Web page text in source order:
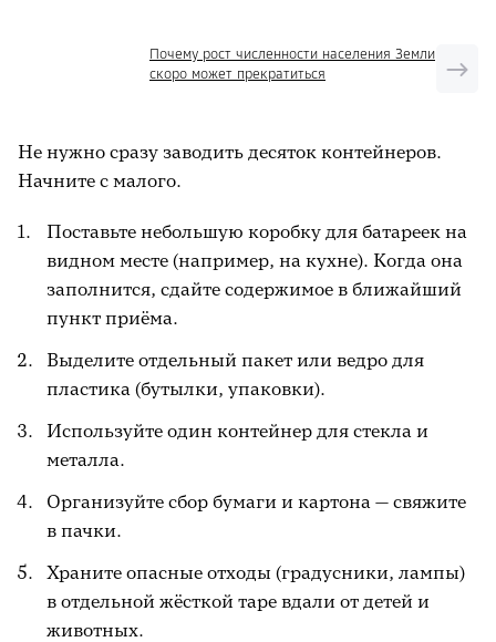
Почему рост численности населения Земли
скоро может прекратиться
Не нужно сразу заводить десяток контейнеров.
Начните с малого.
Поставьте небольшую коробку для батареек на
видном месте (например, на кухне). Когда она
заполнится, сдайте содержимое в ближайший
пункт приёма.
Выделите отдельный пакет или ведро для
пластика (бутылки, упаковки).
Используйте один контейнер для стекла и
металла.
Организуйте сбор бумаги и картона — свяжите
в пачки.
Храните опасные отходы (градусники, лампы)
в отдельной жёсткой таре вдали от детей и
животных.